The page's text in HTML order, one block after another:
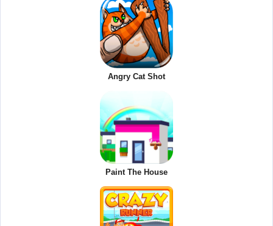
Angry Cat Shot
Paint The House